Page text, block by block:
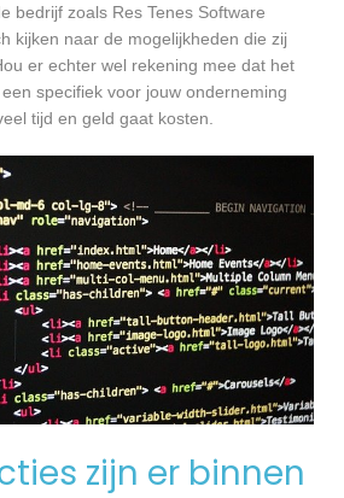
bedrijf zoals Res Tenes Software
kijken naar de mogelijkheden die zij
er echter wel rekening mee dat het
specifiek voor jouw onderneming
tijd en geld gaat kosten.
zijn er binnen